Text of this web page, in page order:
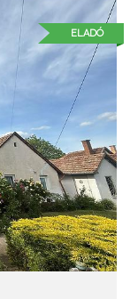
ELADÓ